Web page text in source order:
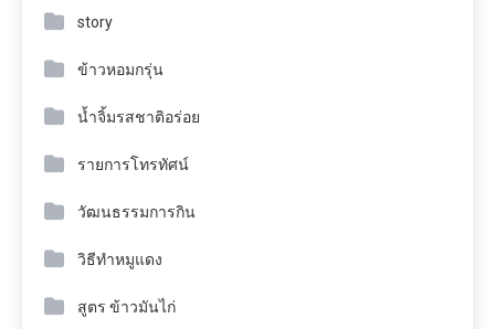
story
ข้าวหอมกรุ่น
น้ำจิ้มรสชาติอร่อย
รายการโทรทัศน์
วัฒนธรรมการกิน
วิธีทำหมูแดง
สูตร ข้าวมันไก่